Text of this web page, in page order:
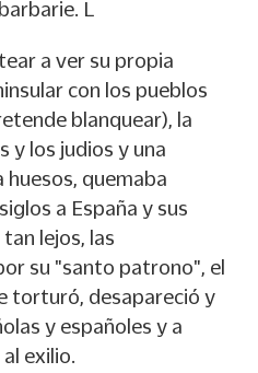
L
a ver su propia
con los pueblos
blanquear), la
y los judios y una
huesos, quemaba
a España y sus
tan lejos, las
su "santo patrono", el
torturó, desapareció y
y españoles y a
exilio.